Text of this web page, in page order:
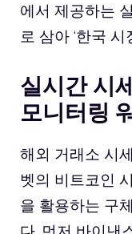
에서 제공하는
로 삼아 ‘한국 시
실시간 시
모니터링
해외 거래소 시
벳의 비트코인
을 활용하는 구